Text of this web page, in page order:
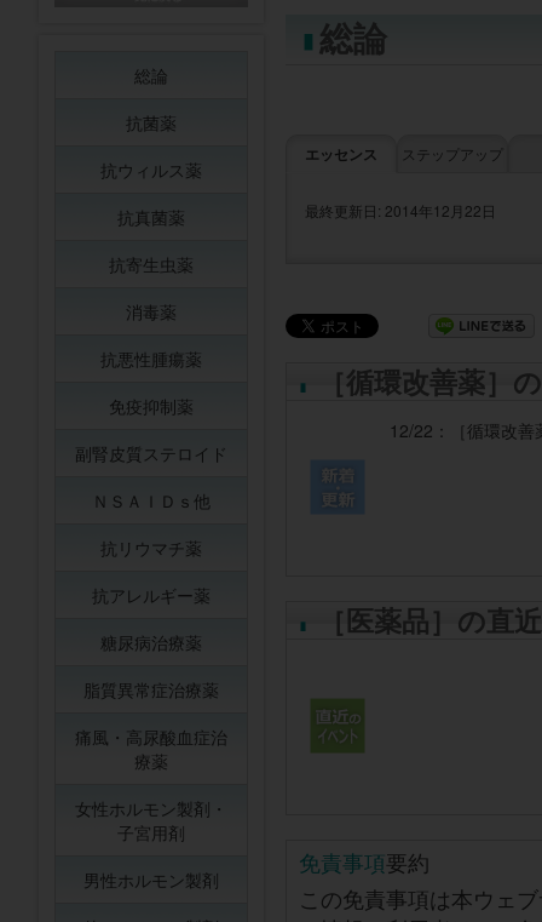
総論
エッセンス ステップアップ
最終更新日: 2014年12月22日
［循環改善薬］
12/22： ［循環改
［医薬品］の直
免責事項要約
この免責事項は本ウェ
総論
抗菌薬
抗ウィルス薬
抗真菌薬
抗寄生虫薬
消毒薬
抗悪性腫瘍薬
免疫抑制薬
副腎皮質ステロイド
ＮＳＡＩＤｓ他
抗リウマチ薬
抗アレルギー薬
糖尿病治療薬
脂質異常症治療薬
痛風・高尿酸血症治
療薬
女性ホルモン製剤・
子宮用剤
男性ホルモン製剤